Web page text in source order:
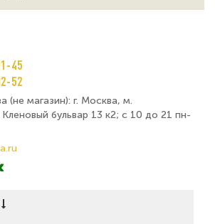
45
52
(не магазин): г. Москва, м.
бульвар 13 к2; с 10 до 21 пн-